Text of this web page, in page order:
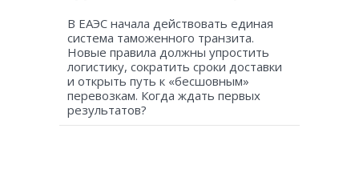
В ЕАЭС начала действовать единая
система таможенного транзита.
Новые правила должны упростить
логистику, сократить сроки доставки
и открыть путь к «бесшовным»
перевозкам. Когда ждать первых
результатов?